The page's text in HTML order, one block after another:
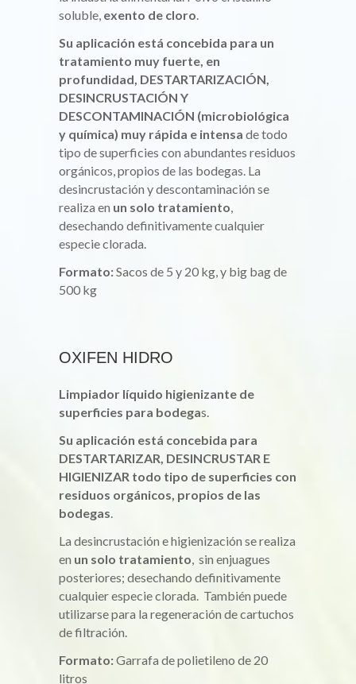
soluble, exento de cloro.
Su aplicación está concebida para un
tratamiento muy fuerte, en
profundidad, DESTARTARIZACIÓN,
DESINCRUSTACIÓN Y
DESCONTAMINACIÓN (microbiológica
y química) muy rápida e intensa de todo
tipo de superficies con abundantes residuos
orgánicos, propios de las bodegas. La
desincrustación y descontaminación se
realiza en un solo tratamiento,
desechando definitivamente cualquier
especie clorada.
Formato:Sacos de 5 y 20 kg, y big bag de
500 kg
OXIFEN HIDRO
Limpiador líquido higienizante de
superficies para bodegas.
Su aplicación está concebida para
DESTARTARIZAR, DESINCRUSTAR E
HIGIENIZAR todo tipo de superficies con
residuos orgánicos, propios de las
bodegas.
La desincrustación e higienización se realiza
en un solo tratamiento, sin enjuagues
posteriores; desechando definitivamente
cualquier especie clorada. También puede
utilizarse para la regeneración de cartuchos
de filtración.
Formato:Garrafa de polietileno de 20
litros